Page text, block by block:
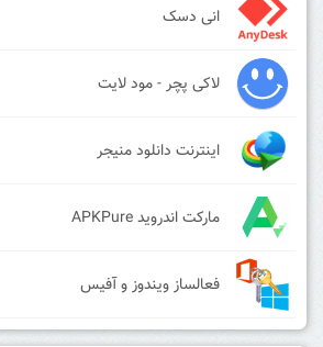
انی دسک
لاکی پچر - مود لایت
اینترنت دانلود منیجر
مارکت اندروید APKPure
فعالساز ویندوز و آفیس